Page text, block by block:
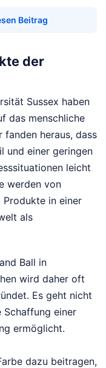
Beitrag
der
Sussex haben
das menschliche
fanden heraus, dass
und einer geringen
leicht
werden von
in einer
als
Ball in
wird daher oft
Es geht nicht
Schaffung einer
ermöglicht.
dazu beitragen,